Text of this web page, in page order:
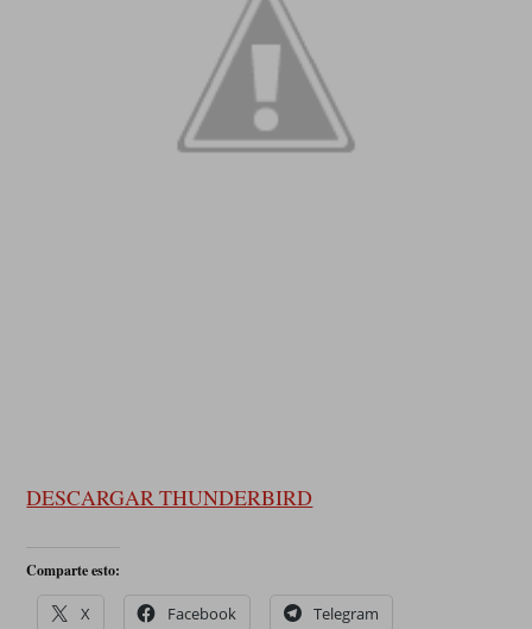
DESCARGAR THUNDERBIRD
Comparte esto:
X Facebook Telegram